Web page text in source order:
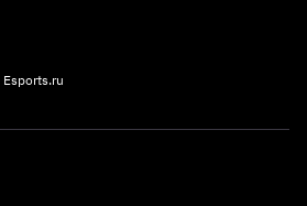
Esports.ru